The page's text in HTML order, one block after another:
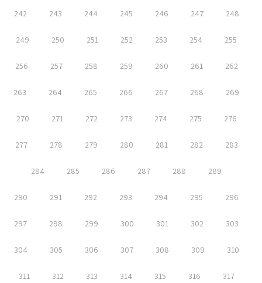
242 243 244 245 246 247 248
249 250 251 252 253 254 255
256 257 258 259 260 261 262
263 264 265 266 267 268 269
270 271 272 273 274 275 276
277 278 279 280 281 282 283
284 285 286 287 288 289
290 291 292 293 294 295 296
297 298 299 300 301 302 303
304 305 306 307 308 309 310
311 312 313 314 315 316 317